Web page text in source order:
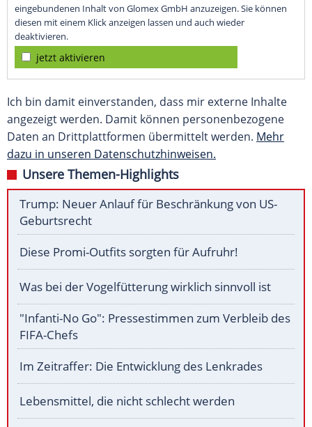
eingebundenen Inhalt von Glomex GmbH anzuzeigen. Sie können
diesen mit einem Klick anzeigen lassen und auch wieder
deaktivieren.
jetzt aktivieren
Ich bin damit einverstanden, dass mir externe Inhalte
angezeigt werden. Damit können personenbezogene
Daten an Drittplattformen übermittelt werden. Mehr
dazu in unseren Datenschutzhinweisen.
Unsere Themen-Highlights
Trump: Neuer Anlauf für Beschränkung von US-
Geburtsrecht
Diese Promi-Outfits sorgten für Aufruhr!
Was bei der Vogelfütterung wirklich sinnvoll ist
"Infanti-No Go": Pressestimmen zum Verbleib des
FIFA-Chefs
Im Zeitraffer: Die Entwicklung des Lenkrades
Lebensmittel, die nicht schlecht werden